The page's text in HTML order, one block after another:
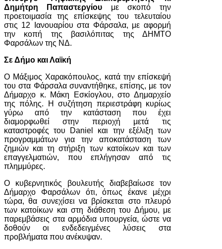
Δημήτρη Παπαστεργίου με σκοπό την
προετοιμασία της επίσκεψης του τελευταίου
στις 12 Ιανουαρίου στα Φάρσαλα, με αφορμή
την κοπή της βασιλόπιτας της ΔΗΜΤΟ
Φαρσάλων της ΝΔ.
Σε Δήμο και Λαϊκή
Ο Μάξιμος Χαρακόπουλος, κατά την επίσκεψή
του στα Φάρσαλα συναντήθηκε, επίσης, με τον
Δήμαρχο κ. Μάκη Εσκίογλου, στο Δημαρχείο
της πόλης. Η συζήτηση περιεστράφη κυρίως
γύρω από την κατάσταση που έχει
διαμορφωθεί στην περιοχή μετά τις
καταστροφές του Daniel και την εξέλιξη των
προγραμμάτων για την αποκατάσταση των
ζημιών και τη στήριξη των κατοίκων και των
επαγγελματιών, που επλήγησαν από τις
πλημμύρες.
Ο κυβερνητικός βουλευτής διαβεβαίωσε τον
Δήμαρχο Φαρσάλων ότι, όπως έκανε μέχρι
τώρα, θα συνεχίσει να βρίσκεται στο πλευρό
των κατοίκων και στη διάθεση του Δήμου, με
παρεμβάσεις στα αρμόδια υπουργεία, ώστε να
δοθούν οι ενδεδειγμένες λύσεις στα
προβλήματα που ανέκυψαν.